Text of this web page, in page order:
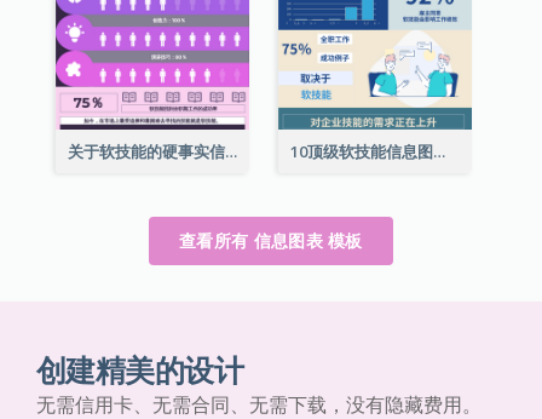
关于软技能的硬事实信息图表 10顶级软技能信息图表
查看所有 信息图表 模板
创建精美的设计
无需信用卡、无需合同、无需下载，没有隐藏费用。